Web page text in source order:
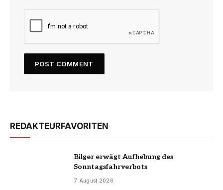
REDAKTEURFAVORITEN
Bilger erwägt Aufhebung des
Sonntagsfahrverbots
7 August 2026